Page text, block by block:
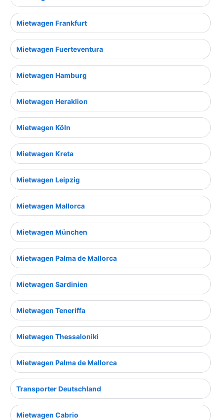
Mietwagen Frankfurt
Mietwagen Fuerteventura
Mietwagen Hamburg
Mietwagen Heraklion
Mietwagen Köln
Mietwagen Kreta
Mietwagen Leipzig
Mietwagen Mallorca
Mietwagen München
Mietwagen Palma de Mallorca
Mietwagen Sardinien
Mietwagen Teneriffa
Mietwagen Thessaloniki
Mietwagen Palma de Mallorca
Transporter Deutschland
Mietwagen Cabrio